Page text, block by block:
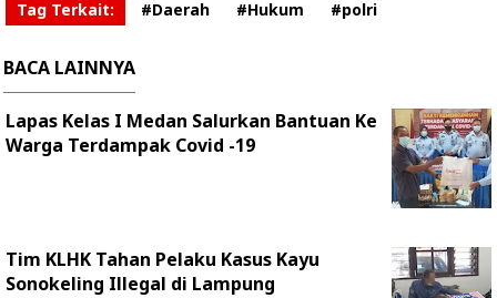
Tag Terkait: #Daerah #Hukum #polri
BACA LAINNYA
Lapas Kelas I Medan Salurkan Bantuan Ke
Warga Terdampak Covid -19
Tim KLHK Tahan Pelaku Kasus Kayu
Sonokeling Illegal di Lampung